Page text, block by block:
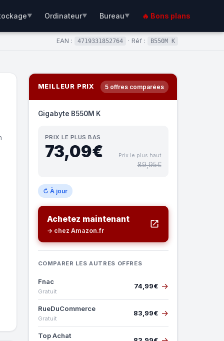
▼ Ordinateur▼ Bureau▼ 🔥 Bons plans
EAN : 4719331852764 · Réf : B550M K
MEILLEUR PRIX 5 offres comparées
Gigabyte B550M K
PRIX LE PLUS BAS
73,09€ Prix le plus haut
89,95€
↻ À jour
Achetez maintenant
→ chez Amazon.fr
COMPARER LES AUTRES OFFRES
Fnac
Gratuit
74,99€ →
RueDuCommerce
Gratuit
83,99€ →
Top Achat